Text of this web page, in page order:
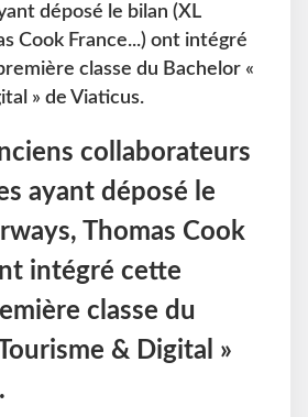
déposé le bilan (XL
Cook France...) ont intégré
classe du Bachelor «
» de Viaticus.
collaborateurs
ayant déposé le
Thomas Cook
intégré cette
classe du
& Digital »